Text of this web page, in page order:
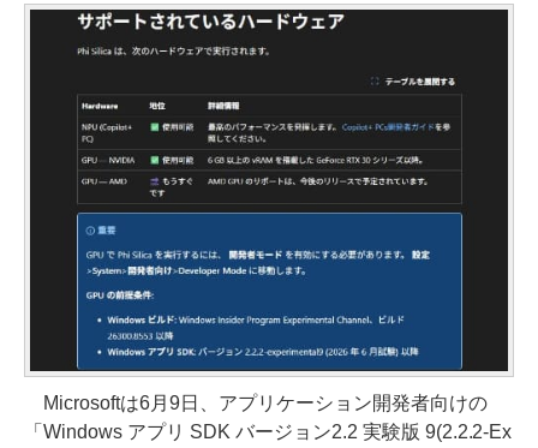
Microsoftは6月9日、アプリケーション開発者向けの
「Windows アプリ SDK バージョン2.2 実験版 9(2.2.2-Ex